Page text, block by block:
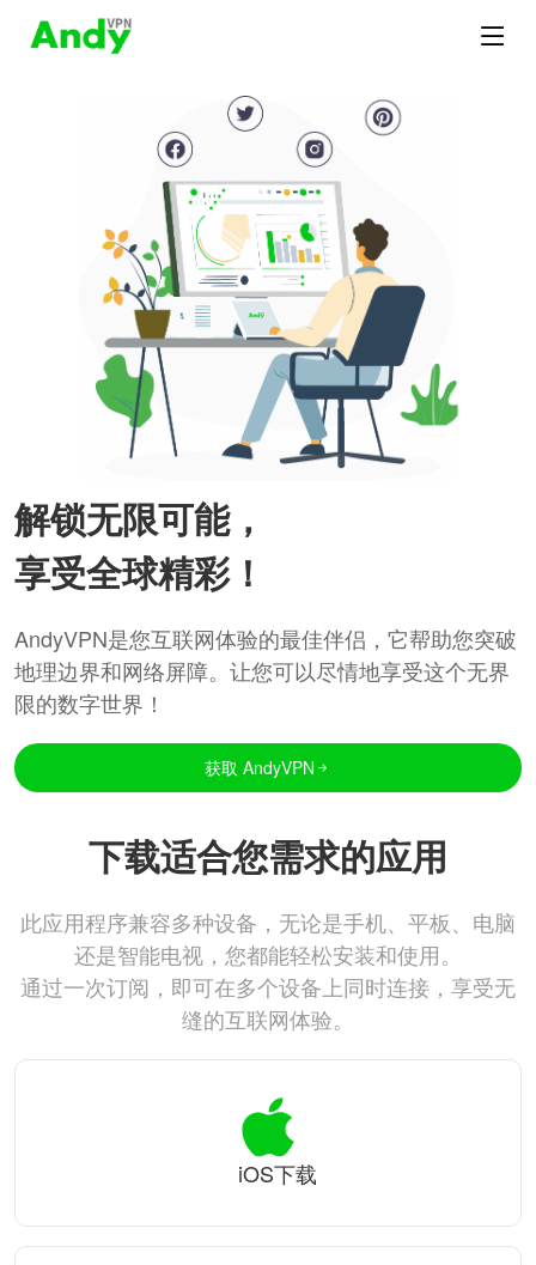
解锁无限可能，
享受全球精彩！
AndyVPN是您互联网体验的最佳伴侣，它帮助您突破
地理边界和网络屏障。让您可以尽情地享受这个无界
限的数字世界！
获取 AndyVPN
下载适合您需求的应用
此应用程序兼容多种设备，无论是手机、平板、电脑
还是智能电视，您都能轻松安装和使用。
通过一次订阅，即可在多个设备上同时连接，享受无
缝的互联网体验。
iOS下载